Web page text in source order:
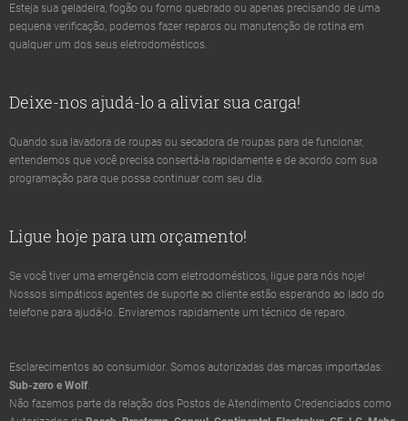
Esteja sua geladeira, fogão ou forno quebrado ou apenas precisando de uma
pequena verificação, podemos fazer reparos ou manutenção de rotina em
qualquer um dos seus eletrodomésticos.
Deixe-nos ajudá-lo a aliviar sua carga!
Quando sua lavadora de roupas ou secadora de roupas para de funcionar,
entendemos que você precisa consertá-la rapidamente e de acordo com sua
programação para que possa continuar com seu dia.
Ligue hoje para um orçamento!
Se você tiver uma emergência com eletrodomésticos, ligue para nós hoje!
Nossos simpáticos agentes de suporte ao cliente estão esperando ao lado do
telefone para ajudá-lo. Enviaremos rapidamente um técnico de reparo.
Esclarecimentos ao consumidor. Somos autorizadas das marcas importadas:
Sub-zero e Wolf.
Não fazemos parte da relação dos Postos de Atendimento Credenciados como